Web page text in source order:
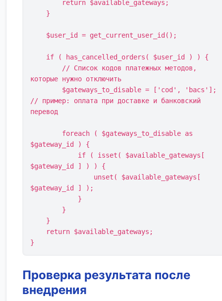
которые нужно отключить
// пример: оплата при доставке и банковский
перевод
$gateway_id ) {
$gateway_id ] ) ) {
$gateway_id ] );
}
Проверка результата после
внедрения